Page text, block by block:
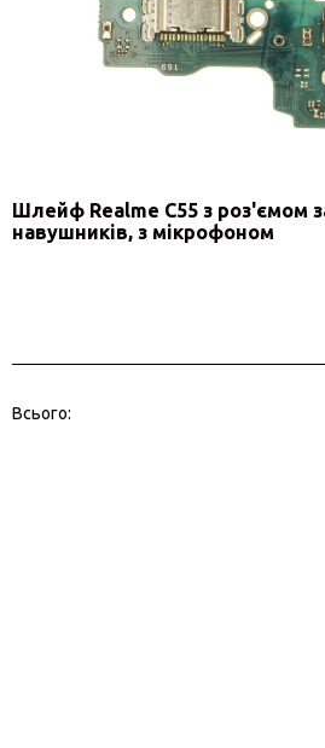
Шлейф Realme C55 з роз'ємом
навушників, з мікрофоном
Всього: